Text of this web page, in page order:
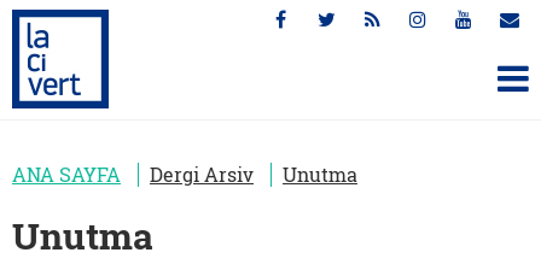
ANA SAYFA Dergi Arsiv Unutma
Unutma